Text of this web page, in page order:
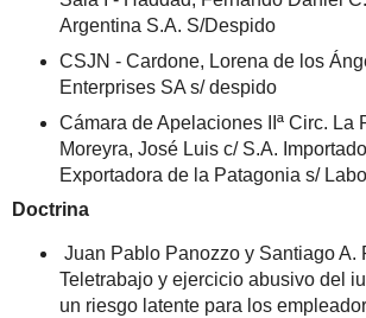
Argentina S.A. S/Despido
CSJN - Cardone, Lorena de los
Enterprises SA s/ despido
Cámara de Apelaciones IIª Circ. La
Moreyra, José Luis c/ S.A.
Exportadora de la Patagonia s/
Doctrina
Juan Pablo Panozzo y Santiago A.
Teletrabajo y ejercicio abusivo del
un riesgo latente para los